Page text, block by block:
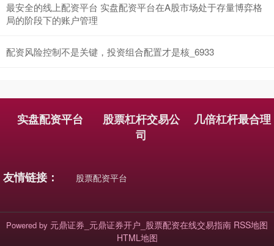
最安全的线上配资平台 实盘配资平台在A股市场处于存量博弈格
局的阶段下的账户管理
配资风险控制不是关键，投资组合配置才是核_6933
实盘配资平台
股票杠杆交易公
司
几倍杠杆最合理
友情链接： 股票配资平台
Powered by 元鼎证券_元鼎证券开户_股票配资在线交易指南 RSS地图
HTML地图